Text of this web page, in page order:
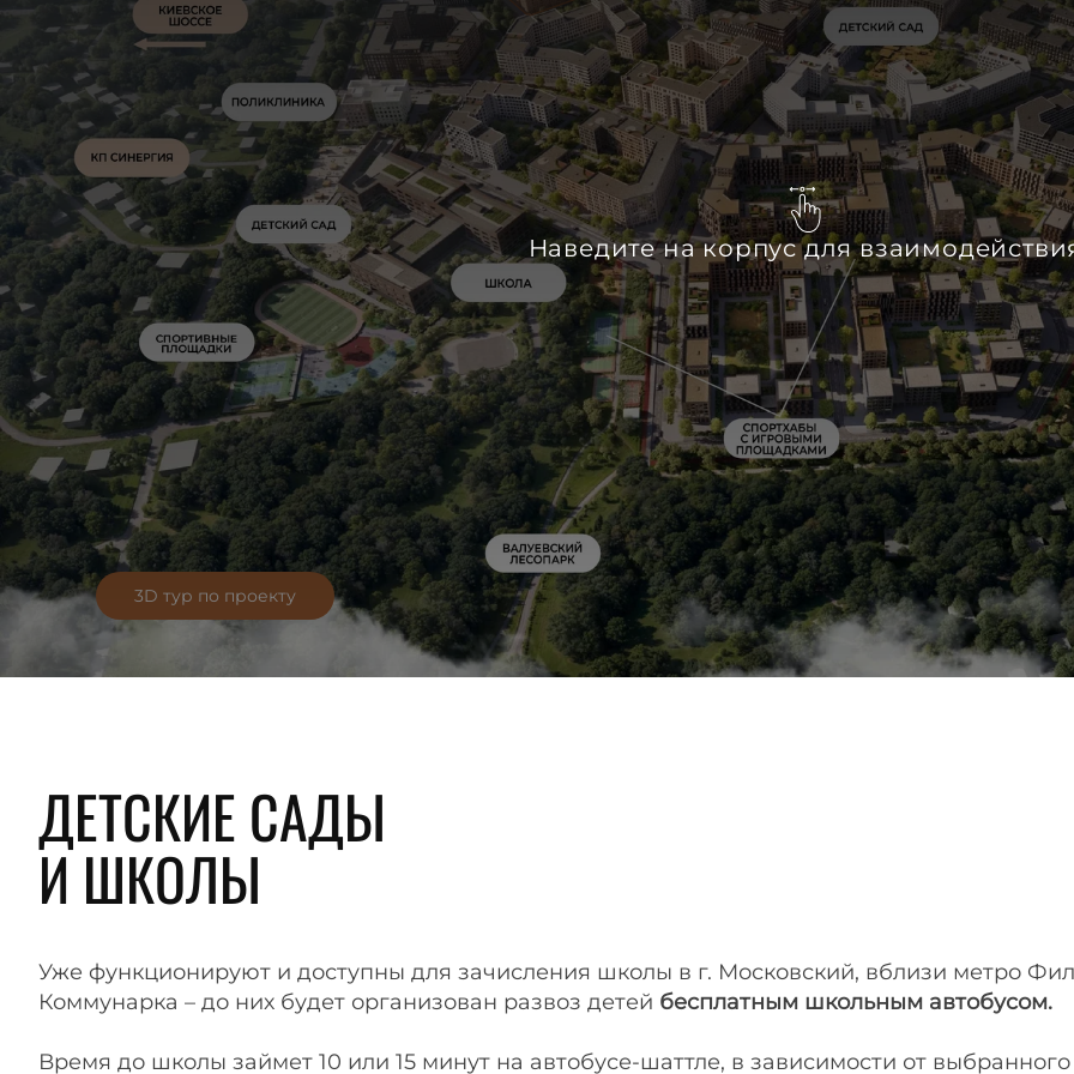
3D тур по проекту
Наведите на корпус для
ДЕТСКИЕ САДЫ
И ШКОЛЫ
Уже функционируют и доступны для зачисления школы в г. Московский, вблизи метро
Коммунарка – до них будет организован развоз детей бесплатным школьным автобусом.
Время до школы займет 10 или 15 минут на автобусе-шаттле, в зависимости от